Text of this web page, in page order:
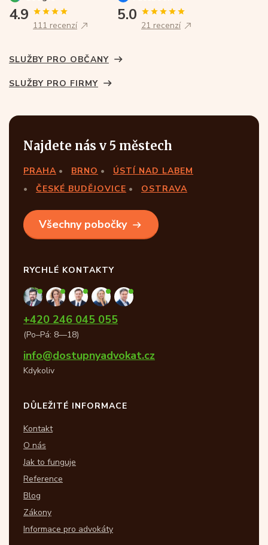
4.9
111 recenzí
5.0
21 recenzí
SLUŽBY PRO OBČANY
SLUŽBY PRO FIRMY
Najdete nás v 5 městech
PRAHA BRNO
ÚSTÍ NAD LABEM
ČESKÉ BUDĚJOVICE
OSTRAVA
Všechny pobočky
RYCHLÉ KONTAKTY
+420 246 045 055
(Po–Pá: 8—18)
info@dostupnyadvokat.cz
Kdykoliv
DŮLEŽITÉ INFORMACE
Kontakt
O nás
Jak to funguje
Reference
Blog
Zákony
Informace pro advokáty